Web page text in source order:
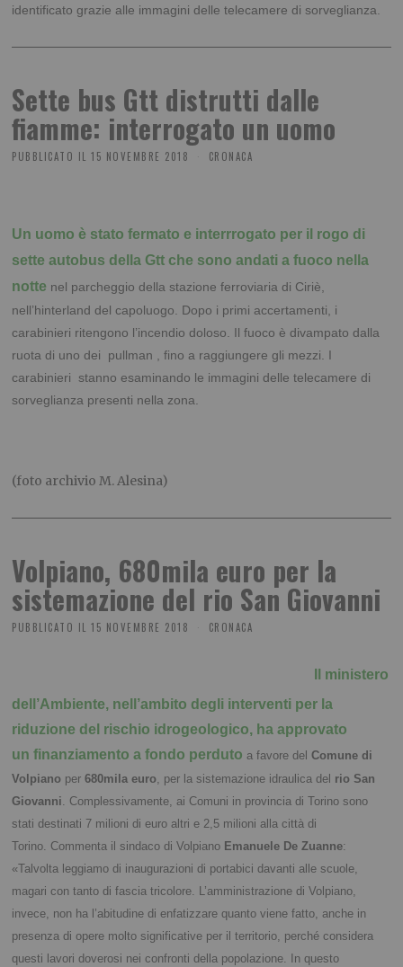
identificato grazie alle immagini delle telecamere di sorveglianza.
Sette bus Gtt distrutti dalle
fiamme: interrogato un uomo
PUBBLICATO IL 15 NOVEMBRE 2018 CRONACA
Un uomo è stato fermato e interrrogato per il rogo di
sette autobus della Gtt che sono andati a fuoco nella
notte nel parcheggio della stazione ferroviaria di Ciriè,
nell’hinterland del capoluogo. Dopo i primi accertamenti, i
carabinieri ritengono l’incendio doloso. Il fuoco è divampato dalla
ruota di uno dei pullman , fino a raggiungere gli mezzi. I
carabinieri stanno esaminando le immagini delle telecamere di
sorveglianza presenti nella zona.
(foto archivio M. Alesina)
Volpiano, 680mila euro per la
sistemazione del rio San Giovanni
PUBBLICATO IL 15 NOVEMBRE 2018 CRONACA
Il ministero
dell’Ambiente, nell’ambito degli interventi per la
riduzione del rischio idrogeologico, ha approvato
un finanziamento a fondo perduto a favore delComune di
Volpiano per680mila euro, per la sistemazione idraulica del rio San
Giovanni. Complessivamente, ai Comuni in provincia di Torino sono
stati destinati 7 milioni di euro altri e 2,5 milioni alla città di
Torino. Commenta il sindaco di Volpiano Emanuele De Zuanne:
«Talvolta leggiamo di inaugurazioni di portabici davanti alle scuole,
magari con tanto di fascia tricolore. L’amministrazione di Volpiano,
invece, non ha l’abitudine di enfatizzare quanto viene fatto, anche in
presenza di opere molto significative per il territorio, perché considera
questi lavori doverosi nei confronti della popolazione. In questo